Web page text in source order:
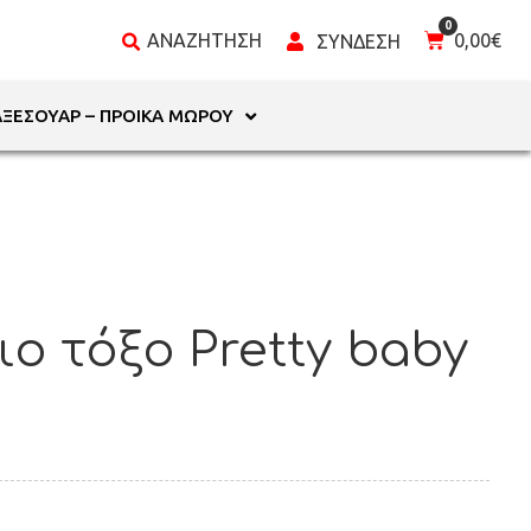
0,00€
– ΠΡΟΊΚΑ ΜΩΡΟΎ
τόξο Pretty baby